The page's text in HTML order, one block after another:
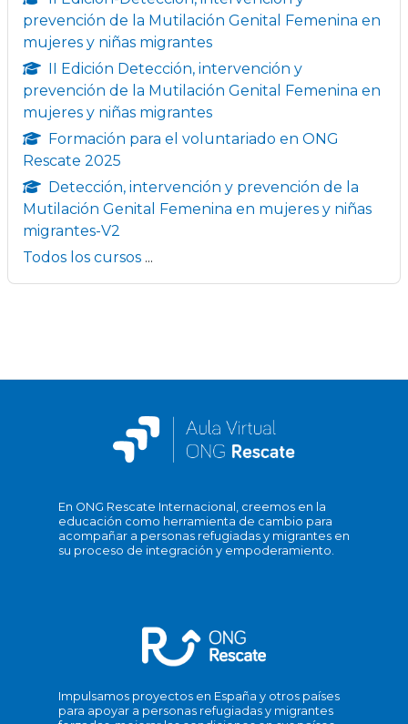
prevención de la Mutilación Genital Femenina en
mujeres y niñas migrantes
II Edición Detección, intervención y
prevención de la Mutilación Genital Femenina en
mujeres y niñas migrantes
Formación para el voluntariado en ONG
Rescate 2025
Detección, intervención y prevención de la
Mutilación Genital Femenina en mujeres y niñas
migrantes-V2
Todos los cursos ...
En ONG Rescate Internacional, creemos en la
educación como herramienta de cambio para
acompañar a personas refugiadas y migrantes en
su proceso de integración y empoderamiento.
Impulsamos proyectos en España y otros países
para apoyar a personas refugiadas y migrantes